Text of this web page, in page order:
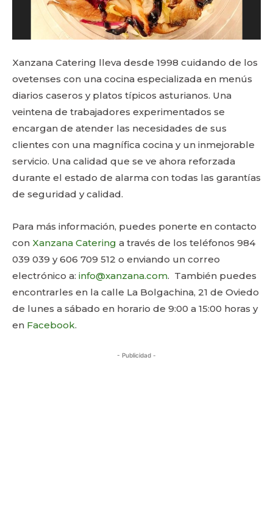
Xanzana Catering lleva desde 1998 cuidando de los
ovetenses con una cocina especializada en menús
diarios caseros y platos típicos asturianos. Una
veintena de trabajadores experimentados se
encargan de atender las necesidades de sus
clientes con una magnífica cocina y un inmejorable
servicio. Una calidad que se ve ahora reforzada
durante el estado de alarma con todas las garantías
de seguridad y calidad.
Para más información, puedes ponerte en contacto
con Xanzana Catering a través de los teléfonos 984
039 039 y 606 709 512 o enviando un correo
electrónico a: info@xanzana.com. También puedes
encontrarles en la calle La Bolgachina, 21 de Oviedo
de lunes a sábado en horario de 9:00 a 15:00 horas y
en Facebook.
- Publicidad -